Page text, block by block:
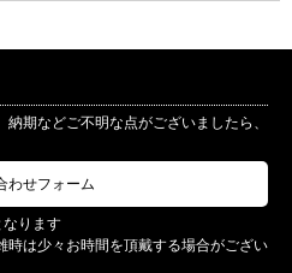
期などご不明な点がございましたら、
わせフォーム
ります
時は少々お時間を頂戴する場合がござい